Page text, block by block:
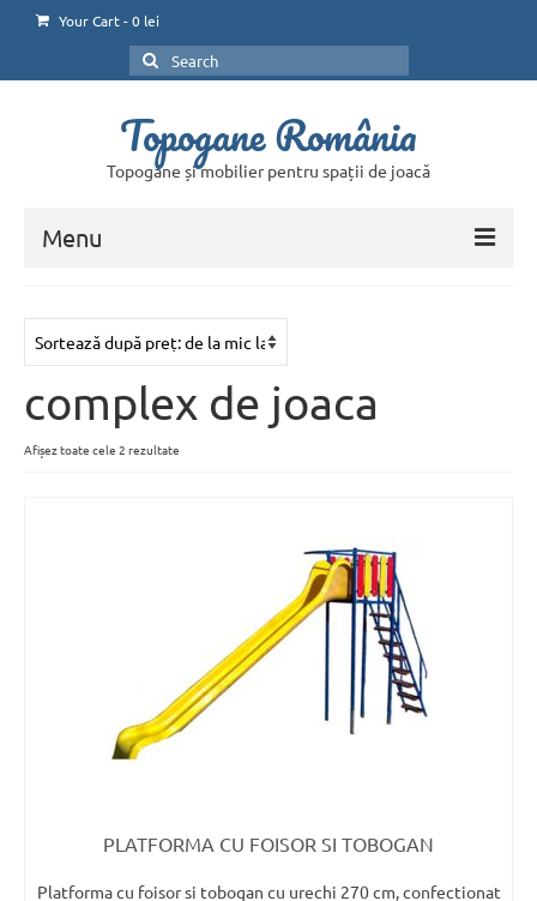
Your Cart-0 lei
Search
for:
Topogane România
Topogane și mobilier pentru spații de joacă
Menu
Magazin online
Contul Meu
Coșul de cumpărături
complex de joaca
Afișez toate cele 2 rezultate
PLATFORMA CU FOISOR SI TOBOGAN
Platforma cu foisor si tobogan cu urechi 270 cm, confectionat